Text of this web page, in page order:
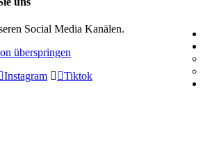
Social Media Kanälen.
überspringen
Instagram
Tiktok